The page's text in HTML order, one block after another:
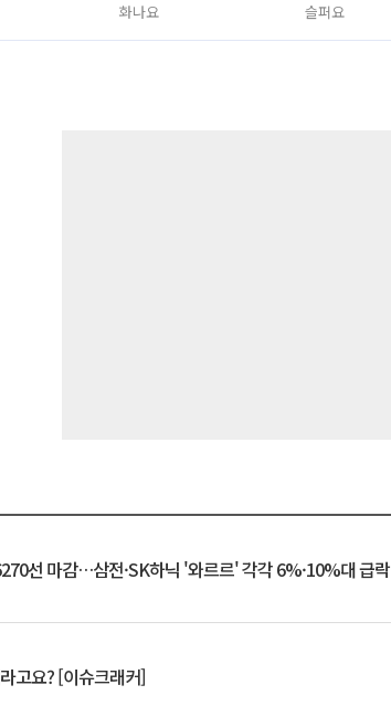
화나요 슬퍼요
선 마감…삼전·SK하닉 '와르르' 각각 6%·10%대 급락
고요? [이슈크래커]